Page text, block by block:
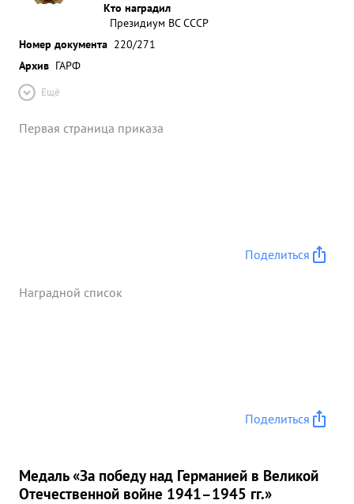
Кто наградил
Президиум ВС СССР
Номер документа 220/271
Архив ГАРФ
Ещё
Первая страница приказа
Поделиться
Наградной список
Поделиться
Медаль «За победу над Германией в Великой
Отечественной войне 1941–1945 гг.»